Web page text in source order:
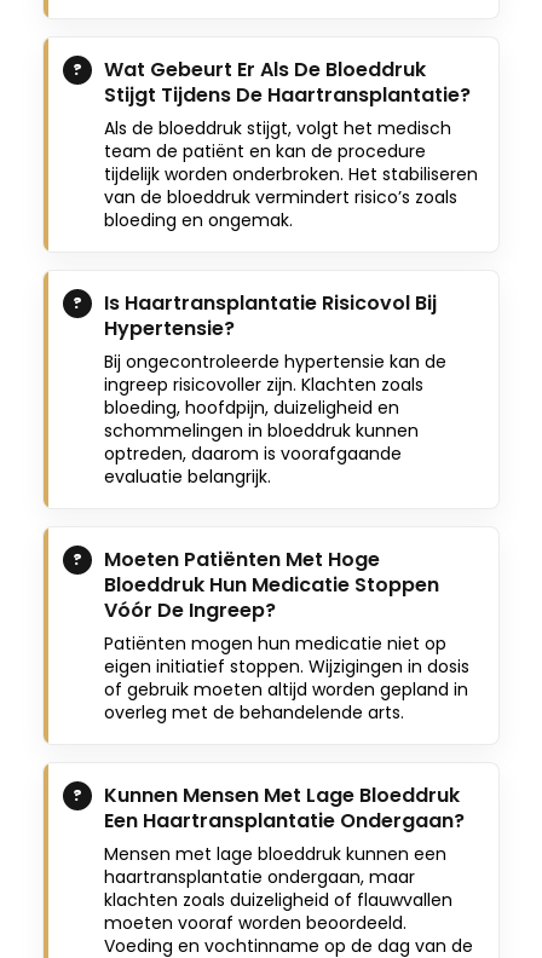
Wat Gebeurt Er Als De Bloeddruk
Stijgt Tijdens De Haartransplantatie?
Als de bloeddruk stijgt, volgt het medisch
team de patiënt en kan de procedure
tijdelijk worden onderbroken. Het stabiliseren
van de bloeddruk vermindert risico’s zoals
bloeding en ongemak.
Is Haartransplantatie Risicovol Bij
Hypertensie?
Bij ongecontroleerde hypertensie kan de
ingreep risicovoller zijn. Klachten zoals
bloeding, hoofdpijn, duizeligheid en
schommelingen in bloeddruk kunnen
optreden, daarom is voorafgaande
evaluatie belangrijk.
Moeten Patiënten Met Hoge
Bloeddruk Hun Medicatie Stoppen
Vóór De Ingreep?
Patiënten mogen hun medicatie niet op
eigen initiatief stoppen. Wijzigingen in dosis
of gebruik moeten altijd worden gepland in
overleg met de behandelende arts.
Kunnen Mensen Met Lage Bloeddruk
Een Haartransplantatie Ondergaan?
Mensen met lage bloeddruk kunnen een
haartransplantatie ondergaan, maar
klachten zoals duizeligheid of flauwvallen
moeten vooraf worden beoordeeld.
Voeding en vochtinname op de dag van de